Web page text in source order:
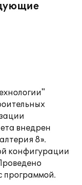
внедрен
8».
конфигурации
программой.